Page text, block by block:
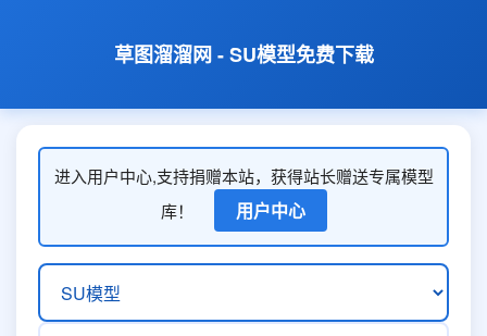
草图溜溜网 - SU模型免费下载
进入用户中心,支持捐赠本站，获得站长赠送专属模型
库！
用户中心